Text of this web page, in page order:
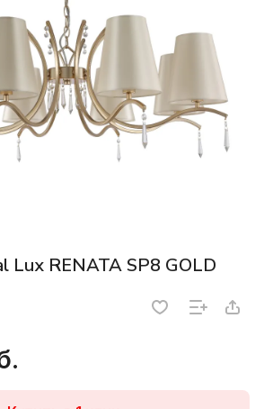
RENATA SP8 GOLD